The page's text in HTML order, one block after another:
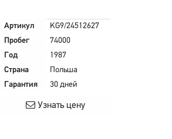
Артикул
KG9/24512627
Пробег
74000
Год
1987
Страна
Польша
Гарантия
30 дней
Узнать цену